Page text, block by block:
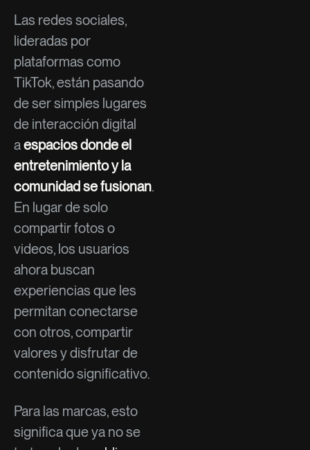
Las redes sociales,
lideradas por
plataformas como
TikTok, están pasando
de ser simples lugares
de interacción digital
aespacios donde el
entretenimiento y la
comunidad se fusionan.
En lugar de solo
compartir fotos o
videos, los usuarios
ahora buscan
experiencias que les
permitan conectarse
con otros, compartir
valores y disfrutar de
contenido significativo.
Para las marcas, esto
significa que ya no se